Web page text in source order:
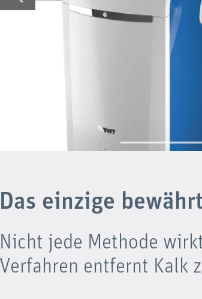
Das einzige
Nicht jede Methode
Verfahren entfernt Kalk